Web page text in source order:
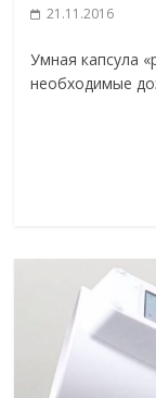
21.11.2016
Умная капсула
необходимые